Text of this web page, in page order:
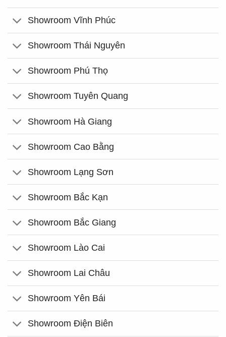
Showroom Vĩnh Phúc
Showroom Thái Nguyên
Showroom Phú Thọ
Showroom Tuyên Quang
Showroom Hà Giang
Showroom Cao Bằng
Showroom Lạng Sơn
Showroom Bắc Kạn
Showroom Bắc Giang
Showroom Lào Cai
Showroom Lai Châu
Showroom Yên Bái
Showroom Điện Biên